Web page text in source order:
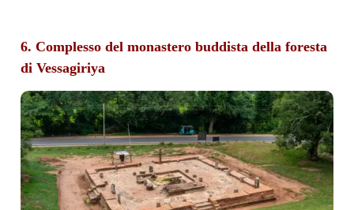
6. Complesso del monastero buddista della foresta
di Vessagiriya